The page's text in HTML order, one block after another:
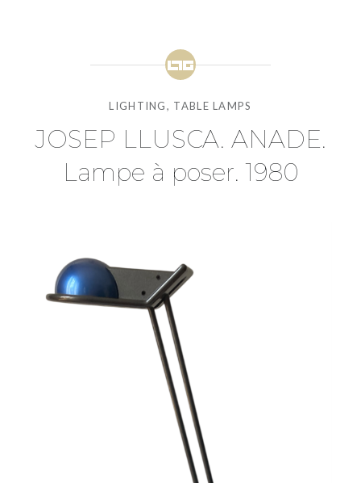
LIGHTING, TABLE LAMPS
JOSEP LLUSCA. ANADE.
Lampe à poser. 1980